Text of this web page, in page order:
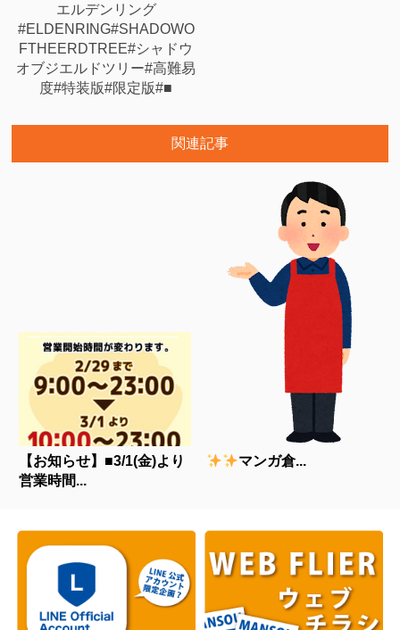
エルデンリング
#ELDENRING#SHADOWO
FTHEERDTREE#シャドウ
オブジエルドツリー#高難易
度#特装版#限定版#■
関連記事
【お知らせ】■3/1(金)より
営業時間...
マンガ倉...